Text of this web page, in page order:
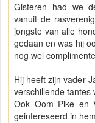
Gisteren had we
vanuit de
jongste van alle
gedaan en was hij
nog wel
Hij heeft zijn vader
verschillende tantes
Ook Oom Pike en
geintereseerd in